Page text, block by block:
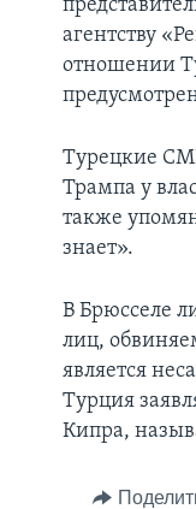
агентству
отношении
Турецкие
Трампа у
также
знает».
В Брюсселе
лиц,
является
Турция
Кипра,